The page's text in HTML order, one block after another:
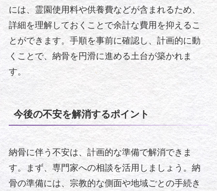
には、霊園使用料や供養費などが含まれるため、
詳細を理解しておくことで余計な費用を抑えるこ
とができます。手順を事前に確認し、計画的に動
くことで、納骨を円滑に進める土台が築かれま
す。
今後の不安を解消するポイント
納骨に伴う不安は、計画的な準備で解消できま
す。まず、専門家への相談を活用しましょう。納
骨の準備には、宗教的な側面や地域ごとの手続き